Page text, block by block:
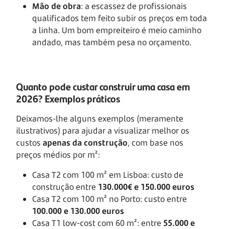
Mão de obra: a escassez de profissionais
qualificados tem feito subir os preços em toda
a linha. Um bom empreiteiro é meio caminho
andado, mas também pesa no orçamento.
Quanto pode custar construir uma casa em
2026? Exemplos práticos
Deixamos-lhe alguns exemplos (meramente
ilustrativos) para ajudar a visualizar melhor os
custos apenas da construção, com base nos
preços médios por m²:
Casa T2 com 100 m² em Lisboa: custo de
construção entre 130.000€ e 150.000 euros
Casa T2 com 100 m² no Porto: custo entre
100.000 e 130.000 euros
Casa T1 low-cost com 60 m²: entre 55.000 e